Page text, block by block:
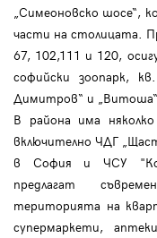
„Симеоновско шосе“,
части на столицата.
67, 102,111 и 120,
софийски зоопарк,
Димитров“ и „Витоша“.
В района има
включително ЧДГ
в София и ЧСУ
предлагат
територията на
супермаркети,